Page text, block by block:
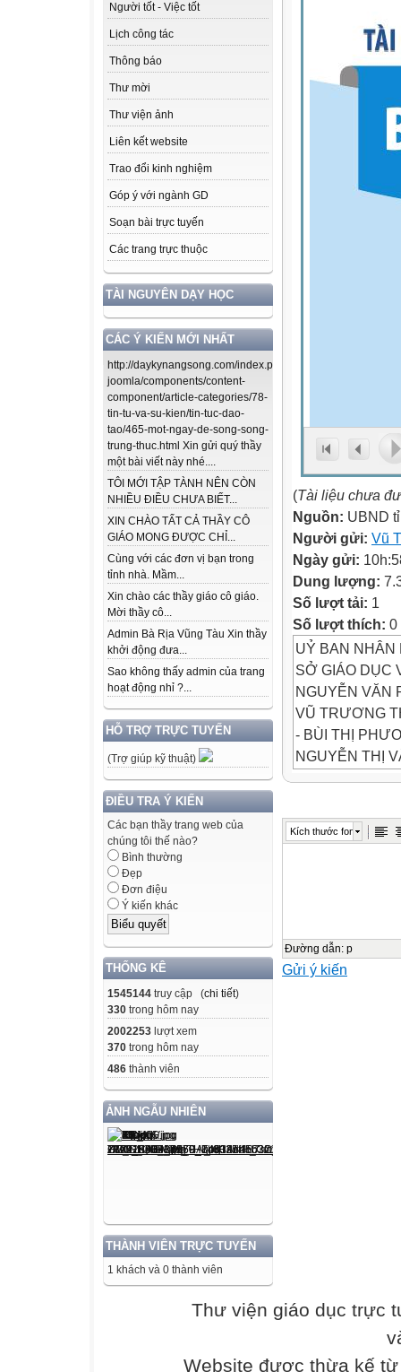
Người tốt - Việc tốt
Lịch công tác
Thông báo
Thư mời
Thư viện ảnh
Liên kết website
Trao đổi kinh nghiệm
Góp ý với ngành GD
Soạn bài trực tuyến
Các trang trực thuộc
TÀI NGUYÊN DẠY HỌC
CÁC Ý KIẾN MỚI NHẤT
http://daykynangsong.com/index.php/using-
joomla/components/content-
component/article-categories/78-
tin-tu-va-su-kien/tin-tuc-dao-
tao/465-mot-ngay-de-song-song-
trung-thuc.html Xin gửi quý thầy
một bài viết này nhé....
TÔI MỚI TẬP TÀNH NÊN CÒN
NHIỀU ĐIỀU CHƯA BIẾT...
XIN CHÀO TẤT CẢ THẦY CÔ
GIÁO MONG ĐƯỢC CHỈ...
Cùng với các đơn vị bạn trong
tỉnh nhà. Mầm...
Xin chào các thầy giáo cô giáo.
Mời thầy cô...
Admin Bà Rịa Vũng Tàu Xin thầy
khởi động đưa...
Sao không thấy admin của trang
hoạt động nhỉ ?...
HỖ TRỢ TRỰC TUYẾN
(Trợ giúp kỹ thuật)
ĐIỀU TRA Ý KIẾN
Các bạn thầy trang web của
chúng tôi thế nào?
Bình thường
Đẹp
Đơn điệu
Ý kiến khác
THỐNG KÊ
1545144 truy cập (chi tiết)
330 trong hôm nay
2002253 lượt xem
370 trong hôm nay
486 thành viên
ẢNH NGẪU NHIÊN
THÀNH VIÊN TRỰC TUYẾN
1 khách và 0 thành viên
(Tài liệu chưa
Nguồn: UBND
Người gửi: Vũ
Ngày gửi:
Dung lượng:
Số lượt tải: 1
Số lượt thích: 0
UỶ BAN
SỞ GIÁO DỤC
NGUYỄN VĂN
VŨ TRƯƠNG
- BÙI THỊ
NGUYỄN THỊ
TỈNH
1
LUYỆN TẬP/
Học sinh sử
để giải quyết
Kích thước font
Đường dẫn: p
Gửi ý kiến
Thư viện giáo dục trực
Website được thừa kế